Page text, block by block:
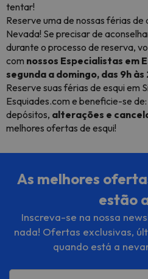
tentar!
Reserve uma de nossas férias de
Nevada! Se precisar de
durante o processo de reserva,
com nossos Especialistas em
segunda a domingo, das 9h às
Reserve suas férias de esqui em
Esquiades.com e beneficie-se
depósitos, alterações e
melhores ofertas de esqui!
As melhores
estão
Inscreva-se na nossa
nada! Ofertas exclusivas,
quando está a